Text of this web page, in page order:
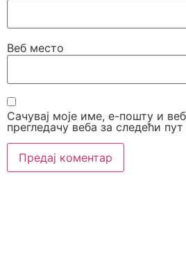
Веб место
Сачувај моје име, е-пошту и
прегледачу веба за следећи